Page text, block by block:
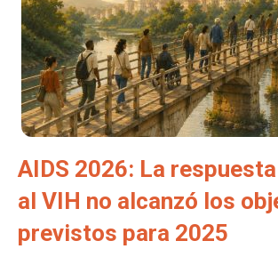
AIDS 2026: La
al VIH no alcanzó los
previstos para 2025